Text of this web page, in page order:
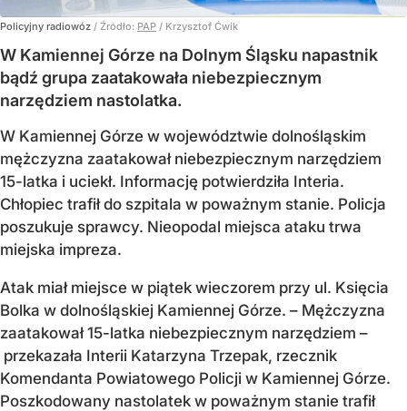
Policyjny radiowóz / Źródło: PAP / Krzysztof Ćwik
W Kamiennej Górze na Dolnym Śląsku napastnik
bądź grupa zaatakowała niebezpiecznym
narzędziem nastolatka.
W Kamiennej Górze w województwie dolnośląskim
mężczyzna zaatakował niebezpiecznym narzędziem
15-latka i uciekł. Informację potwierdziła Interia.
Chłopiec trafił do szpitala w poważnym stanie. Policja
poszukuje sprawcy. Nieopodal miejsca ataku trwa
miejska impreza.
Atak miał miejsce w piątek wieczorem przy ul. Księcia
Bolka w dolnośląskiej Kamiennej Górze. – Mężczyzna
zaatakował 15-latka niebezpiecznym narzędziem –
przekazała Interii Katarzyna Trzepak, rzecznik
Komendanta Powiatowego Policji w Kamiennej Górze.
Poszkodowany nastolatek w poważnym stanie trafił